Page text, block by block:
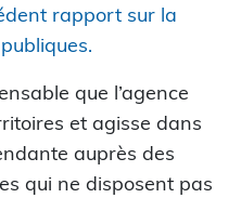
rapport sur la
que l’agence
et agisse dans
auprès des
qui ne disposent pas